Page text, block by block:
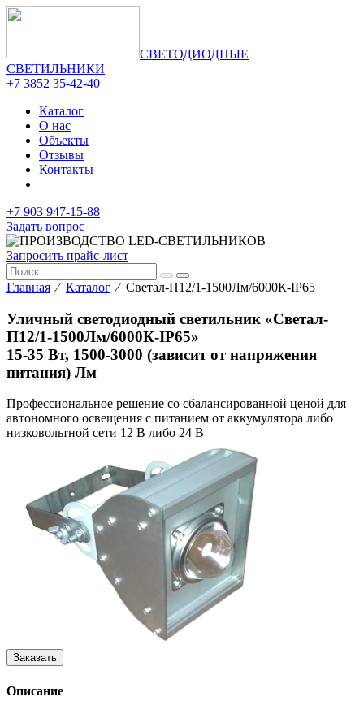
СВЕТОДИОДНЫЕ
СВЕТИЛЬНИКИ
+7 3852 35-42-40
Каталог
О нас
Объекты
Отзывы
Контакты
+7 903 947-15-88
Задать вопрос
Запросить прайс-лист
Главная ⁄ Каталог ⁄ Светал-П12/1-1500Лм/6000К-IP65
Уличный светодиодный светильник «Светал-
П12/1-1500Лм/6000К-IP65»
15-35 Вт, 1500-3000 (зависит от напряжения
питания) Лм
Профессиональное решение со сбалансированной ценой для
автономного освещения с питанием от аккумулятора либо
низковольтной сети 12 В либо 24 В
Описание